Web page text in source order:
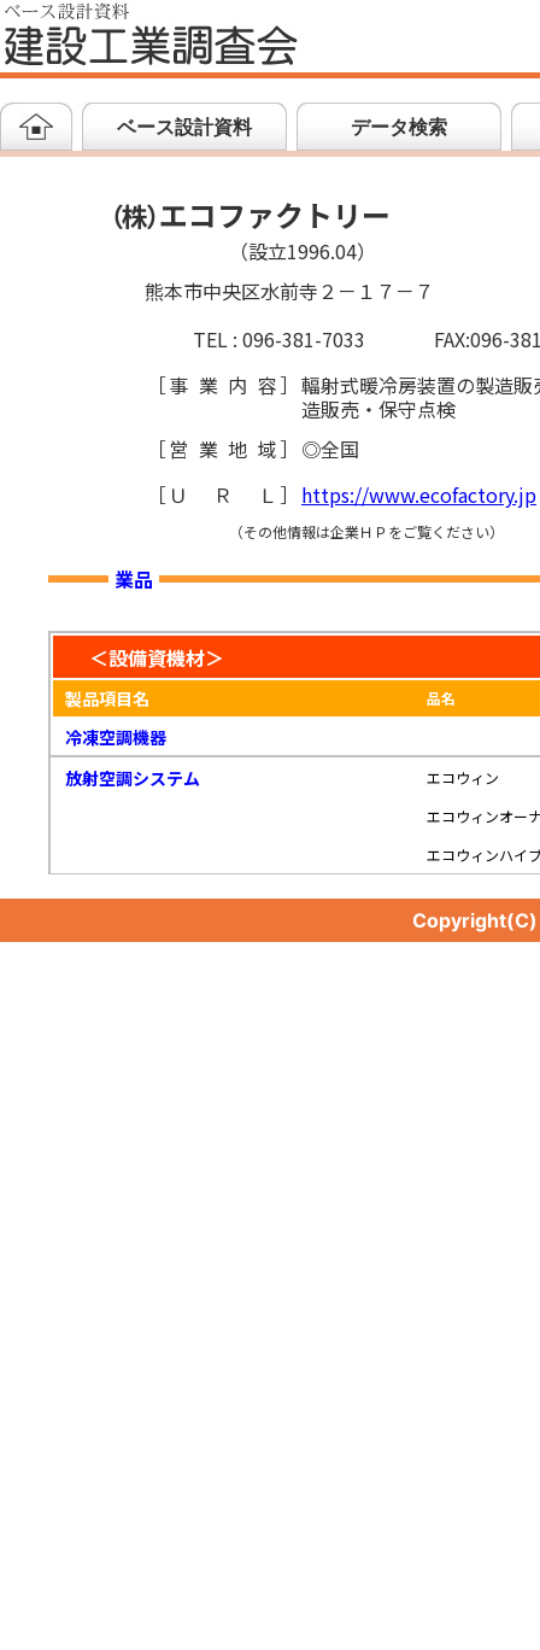
ベース設計資料 データ検索
（株）エコファクトリー
（設立1996.04）
熊本市中央区水前寺２－１７－７
TEL : 096-381-7033
FAX:096-
［事業内容］ 輻射式暖冷房装置の製造
造販売・保守点検
［ 営業地域］ ◎全国
［ ＵＲＬ ］ https://www.ecofactory.jp
（その他情報は企業ＨＰをご覧ください）
業品
＜設備資機材＞
製品項目名 品名
冷凍空調機器
放射空調システム
エコウィン
エコウィンオー
エコウィンハイ